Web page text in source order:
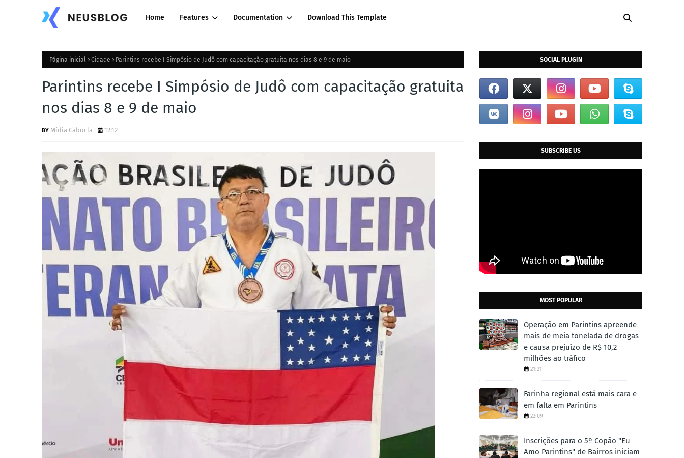
Home Features Documentation Download This Template
Página inicial Cidade Parintins recebe I Simpósio de Judô com capacitação gratuita nos dias 8 e 9 de maio
Parintins recebe I Simpósio de Judô com capacitação gratuita
nos dias 8 e 9 de maio
Mídia Cabocla 12:12
SOCIAL PLUGIN
SUBSCRIBE US
MOST POPULAR
Operação em Parintins apreende
mais de meia tonelada de drogas
e causa prejuízo de R$ 10,2
milhões ao tráfico
21:21
Farinha regional está mais cara e
em falta em Parintins
22:09
Inscrições para o 5º Copão "Eu
Amo Parintins" de Bairros iniciam